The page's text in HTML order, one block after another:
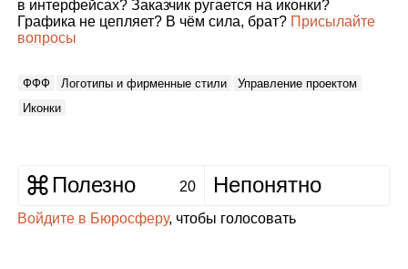
в интерфейсах? Заказчик ругается на иконки?
Графика не цепляет? В чём сила, брат? Присылайте
вопросы
ФФФ Логотипы и фирменные стили
Управление проектом
Иконки
Полезно 20 Непонятно
Войдите в Бюросферу, чтобы голосовать